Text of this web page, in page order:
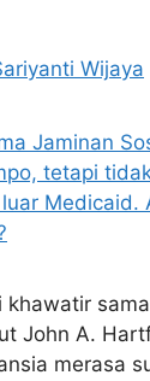
Wijaya
khawatir
John A.
merasa